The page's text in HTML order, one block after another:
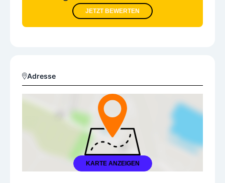
JETZT BEWERTEN
Adresse
KARTE ANZEIGEN